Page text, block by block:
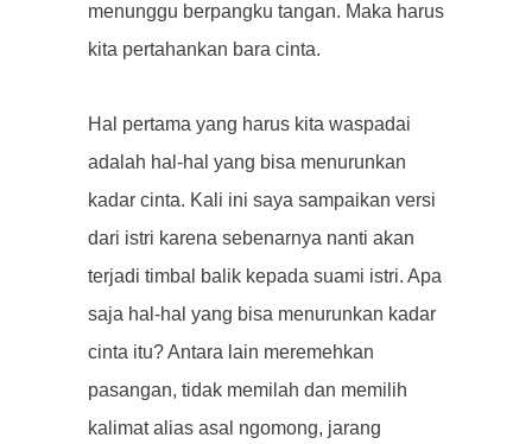
menunggu berpangku tangan. Maka harus
kita pertahankan bara cinta.
Hal pertama yang harus kita waspadai
adalah hal-hal yang bisa menurunkan
kadar cinta. Kali ini saya sampaikan versi
dari istri karena sebenarnya nanti akan
terjadi timbal balik kepada suami istri. Apa
saja hal-hal yang bisa menurunkan kadar
cinta itu? Antara lain meremehkan
pasangan, tidak memilah dan memilih
kalimat alias asal ngomong, jarang